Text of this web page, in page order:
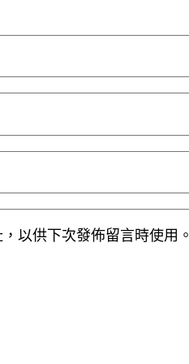
以供下次發佈留言時使用。